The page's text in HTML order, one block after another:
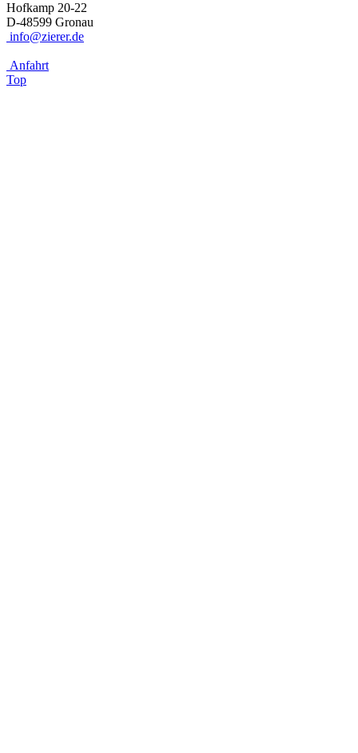
Hofkamp 20-22
D-48599 Gronau
info@zierer.de
Anfahrt
Top